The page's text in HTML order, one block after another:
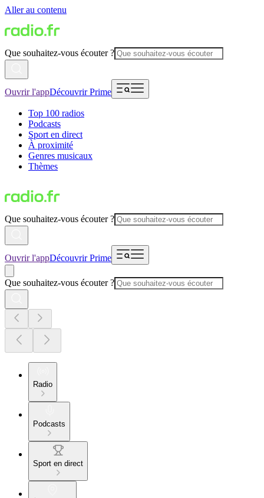
Aller au contenu
Que souhaitez-vous écouter ?
Ouvrir l'appDécouvrir Prime
Top 100 radios
Podcasts
Sport en direct
À proximité
Genres musicaux
Thèmes
Que souhaitez-vous écouter ?
Ouvrir l'appDécouvrir Prime
Que souhaitez-vous écouter ?
Radio
Podcasts
Sport en direct